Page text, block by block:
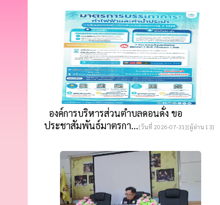
องค์การบริหารส่วนตำบลดอนดั่ง ขอ
ประชาสัมพันธ์มาตรกา...[วันที่ 2026-07-31][ผู้อ่าน 13]